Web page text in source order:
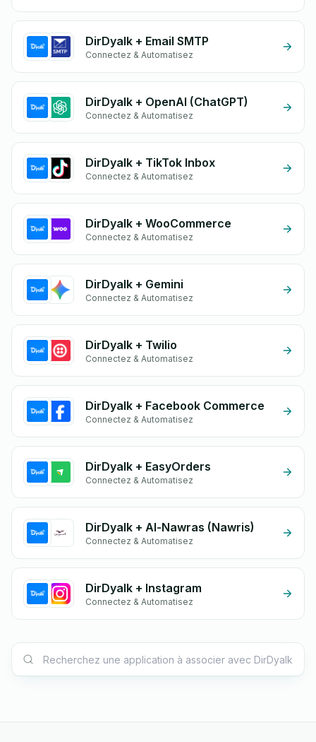
DirDyalk + Email SMTP
Connectez & Automatisez
DirDyalk + OpenAI (ChatGPT)
Connectez & Automatisez
DirDyalk + TikTok Inbox
Connectez & Automatisez
DirDyalk + WooCommerce
Connectez & Automatisez
DirDyalk + Gemini
Connectez & Automatisez
DirDyalk + Twilio
Connectez & Automatisez
DirDyalk + Facebook Commerce
Connectez & Automatisez
DirDyalk + EasyOrders
Connectez & Automatisez
DirDyalk + Al-Nawras (Nawris)
Connectez & Automatisez
DirDyalk + Instagram
Connectez & Automatisez